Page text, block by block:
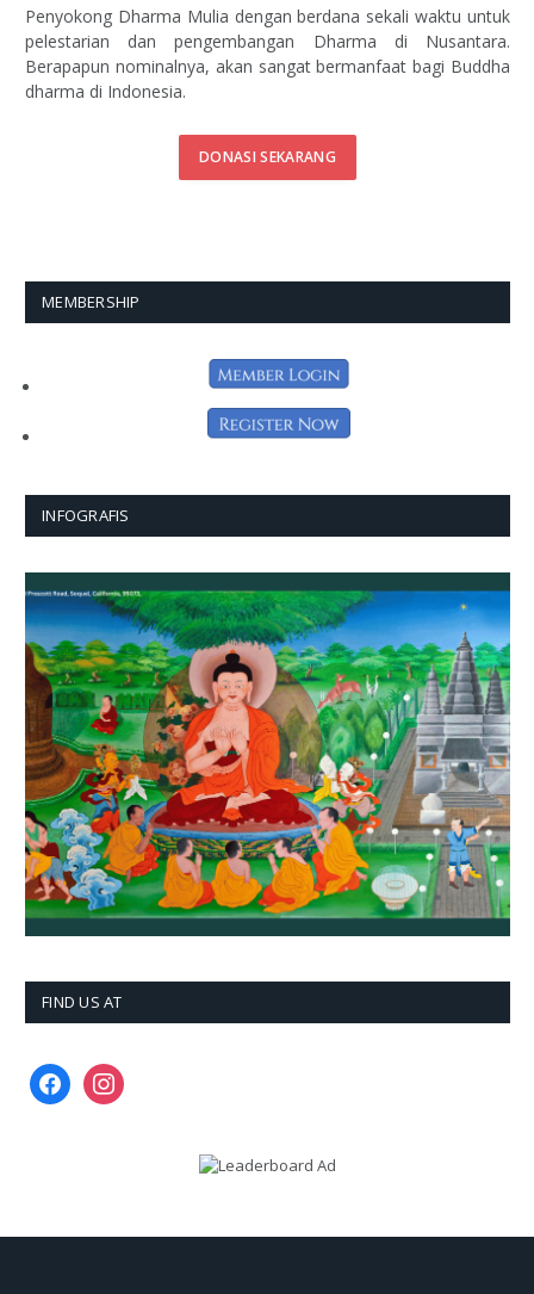
Penyokong Dharma Mulia dengan berdana sekali waktu untuk
pelestarian dan pengembangan Dharma di Nusantara.
Berapapun nominalnya, akan sangat bermanfaat bagi Buddha
dharma di Indonesia.
DONASI SEKARANG
MEMBERSHIP
INFOGRAFIS
FIND US AT
facebookinstagram